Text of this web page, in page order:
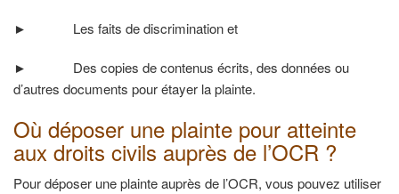
► Les faits de discrimination et
►
Des copies de contenus écrits, des données ou
d’autres documents pour étayer la plainte.
Où déposer une plainte pour atteinte
aux droits civils auprès de l’OCR ?
Pour déposer une plainte auprès de l’OCR, vous pouvez utiliser